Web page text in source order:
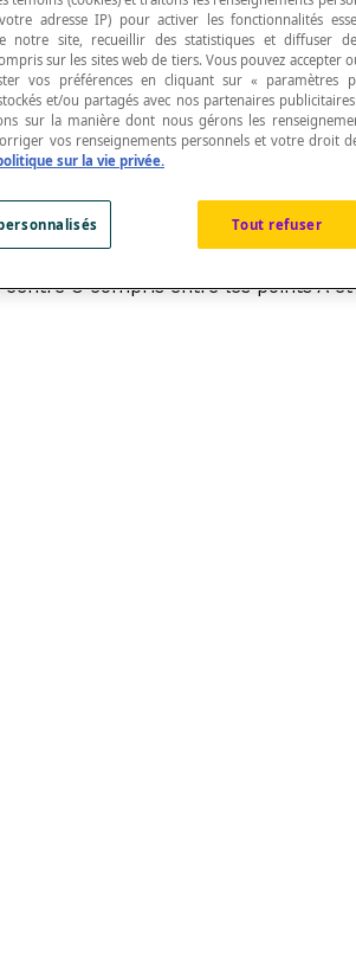
points donnés sur ce cercle.
O compris entre les points A et
adresse IP) pour activer les fonctionnalités
notre site, recueillir des statistiques et diffuser
sur les sites web de tiers. Vous pouvez accepter
vos préférences en cliquant sur « paramètres
et/ou partagés avec nos partenaires
sur la manière dont nous gérons les
vos renseignements personnels et votre droit
sur la vie privée.
Tout refuser